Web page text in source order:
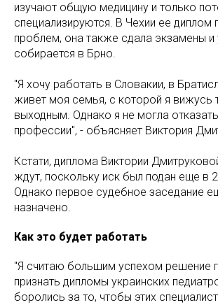
изучают общую медицину и только
специализируются. В Чехии ее диплом
проблем, она также сдала экзамены
собирается в Брно.
"Я хочу работать в Словакии, в
живет моя семья, с которой я вижусь
выходным. Однако я не могла
профессии", - объясняет Виктория
Кстати, диплома Виктории
ждут, поскольку иск был подан еще в
Однако первое судебное заседание
назначено.
Как это будет работать
"Я считаю большим успехом решение
признать дипломы украинских
боролись за то, чтобы этих